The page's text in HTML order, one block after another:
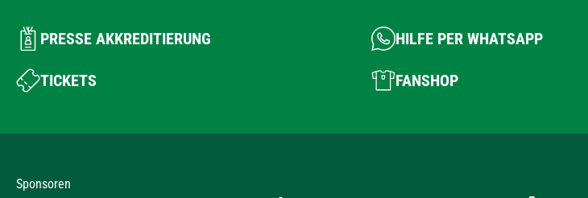
PRESSE AKKREDITIERUNG HILFE PER WHATSAPP
TICKETS FANSHOP
Sponsoren